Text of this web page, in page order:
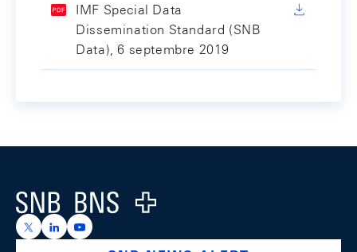
IMF Special Data
Dissemination Standard (SNB
Data), 6 septembre 2019
Logo
https://x.com/snb_bns
https://ch.linkedin.com/company/swiss-national-
https://www.youtube.com/@swissnationalbank